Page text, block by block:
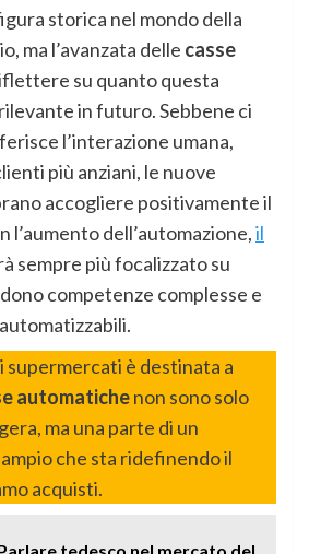
storica nel mondo della
ma l’avanzata delle casse
su quanto questa
in futuro. Sebbene ci
l’interazione umana,
più anziani, le nuove
accogliere positivamente il
l’aumento dell’automazione,il
sempre più focalizzato su
competenze complesse e
supermercati è destinata a
automatichenon sono solo
ma una parte di un
che sta ridefinendo il
acquisti.